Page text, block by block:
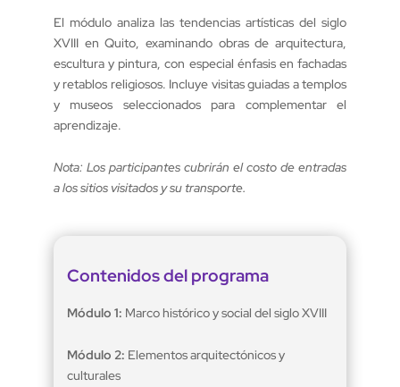
El módulo analiza las tendencias artísticas del siglo
XVIII en Quito, examinando obras de arquitectura,
escultura y pintura, con especial énfasis en fachadas
y retablos religiosos. Incluye visitas guiadas a templos
y museos seleccionados para complementar el
aprendizaje.
Nota: Los participantes cubrirán el costo de entradas
a los sitios visitados y su transporte.
Contenidos del programa
Módulo 1: Marco histórico y social del siglo XVIII
Módulo 2: Elementos arquitectónicos y
culturales